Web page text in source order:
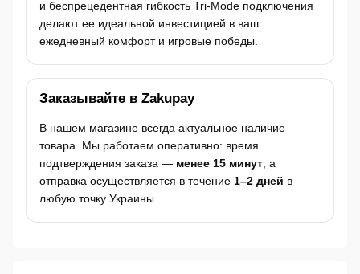
и беспрецедентная гибкость Tri-Mode подключения
делают ее идеальной инвестицией в ваш
ежедневный комфорт и игровые победы.
Заказывайте в Zakupay
В нашем магазине всегда актуальное наличие
товара. Мы работаем оперативно: время
подтверждения заказа — менее 15 минут , а
отправка осуществляется в течение 1–2 дней в
любую точку Украины.